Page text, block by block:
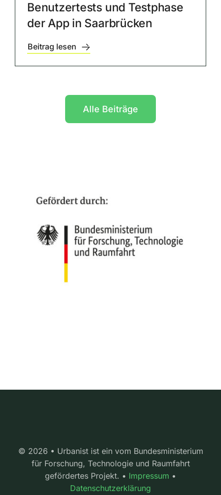
Benutzertests und Testphase
der App in Saarbrücken
Beitrag lesen
Alle Beiträge
© 2026 • Urbanist ist ein vom Bundesministerium
für Forschung, Technologie und Raumfahrt
gefördertes Projekt. • Impressum •
Datenschutzerklärung